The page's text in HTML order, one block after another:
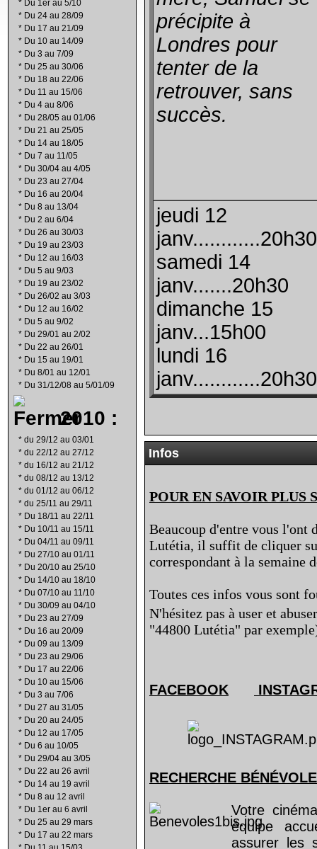
* Du 1er au 5/10
* Du 24 au 28/09
* Du 17 au 21/09
* Du 10 au 14/09
* Du 3 au 7/09
* Du 25 au 30/06
* Du 18 au 22/06
* Du 11 au 15/06
* Du 4 au 8/06
* Du 28/05 au 01/06
* Du 21 au 25/05
* Du 14 au 18/05
* Du 7 au 11/05
* Du 30/04 au 4/05
* Du 23 au 27/04
* Du 16 au 20/04
* Du 8 au 13/04
* Du 2 au 6/04
* Du 26 au 30/03
* Du 19 au 23/03
* Du 12 au 16/03
* Du 5 au 9/03
* Du 19 au 23/02
* Du 26/02 au 3/03
* Du 12 au 16/02
* Du 5 au 9/02
* Du 29/01 au 2/02
* Du 22 au 26/01
* Du 15 au 19/01
* Du 8/01 au 12/01
* Du 31/12/08 au 5/01/09
2010 :
* du 29/12 au 03/01
* du 22/12 au 27/12
* du 16/12 au 21/12
* du 08/12 au 13/12
* du 01/12 au 06/12
* du 25/11 au 29/11
* Du 18/11 au 22/11
* Du 10/11 au 15/11
* Du 04/11 au 09/11
* Du 27/10 au 01/11
* Du 20/10 au 25/10
* Du 14/10 au 18/10
* Du 07/10 au 11/10
* Du 30/09 au 04/10
* Du 23 au 27/09
* Du 16 au 20/09
* Du 09 au 13/09
* Du 23 au 29/06
* Du 17 au 22/06
* Du 10 au 15/06
* Du 3 au 7/06
* Du 27 au 31/05
* Du 20 au 24/05
* Du 12 au 17/05
* Du 6 au 10/05
* Du 29/04 au 3/05
* Du 22 au 26 avril
* Du 14 au 19 avril
* Du 8 au 12 avril
* Du 1er au 6 avril
* Du 25 au 29 mars
* Du 17 au 22 mars
précipite à
Londres pour
tenter de la
retrouver, sans
succès.
jeudi 12
janv............20h30
samedi 14
janv.......20h30
dimanche 15
janv...15h00
lundi 16
janv............20h30
Infos
POUR EN SAVOIR PLUS
Beaucoup d'entre vous l'ont
Lutétia, il suffit de cliquer
correspondant à la semaine
Toutes ces infos vous sont
N'hésitez pas à user et
"44800 Lutétia" par
FACEBOOK
RECHERCHE BÉNÉ
Votre
équipe
assurer les